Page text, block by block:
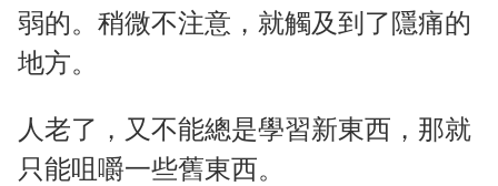
弱的。稍微不注意，就觸及到了隱痛的
地方。
人老了，又不能總是學習新東西，那就
只能咀嚼一些舊東西。